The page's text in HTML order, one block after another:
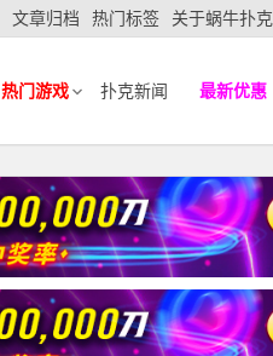
文章归档 热门标签 关于蜗牛扑克
热门游戏 扑克新闻 最新优惠